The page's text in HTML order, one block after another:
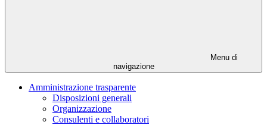
Menu di
navigazione
Amministrazione trasparente
Disposizioni generali
Organizzazione
Consulenti e collaboratori